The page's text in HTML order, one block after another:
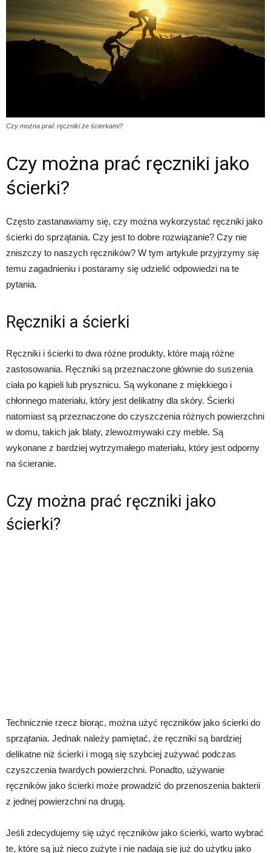
Czy można prać ręczniki że ścierkami?
Czy można prać ręczniki jako
ścierki?
Często zastanawiamy się, czy można wykorzystać ręczniki jako
ścierki do sprzątania. Czy jest to dobre rozwiązanie? Czy nie
zniszczy to naszych ręczników? W tym artykule przyjrzymy się
temu zagadnieniu i postaramy się udzielić odpowiedzi na te
pytania.
Ręczniki a ścierki
Ręczniki i ścierki to dwa różne produkty, które mają różne
zastosowania. Ręczniki są przeznaczone głównie do suszenia
ciała po kąpieli lub prysznicu. Są wykonane z miękkiego i
chłonnego materiału, który jest delikatny dla skóry. Ścierki
natomiast są przeznaczone do czyszczenia różnych powierzchni
w domu, takich jak blaty, zlewozmywaki czy meble. Są
wykonane z bardziej wytrzymałego materiału, który jest odporny
na ścieranie.
Czy można prać ręczniki jako
ścierki?
Technicznie rzecz biorąc, można użyć ręczników jako ścierki do
sprzątania. Jednak należy pamiętać, że ręczniki są bardziej
delikatne niż ścierki i mogą się szybciej zużywać podczas
czyszczenia twardych powierzchni. Ponadto, używanie
ręczników jako ścierki może prowadzić do przenoszenia bakterii
z jednej powierzchni na drugą.
Jeśli zdecydujemy się użyć ręczników jako ścierki, warto wybrać
te, które są już nieco zużyte i nie nadają się już do użytku jako